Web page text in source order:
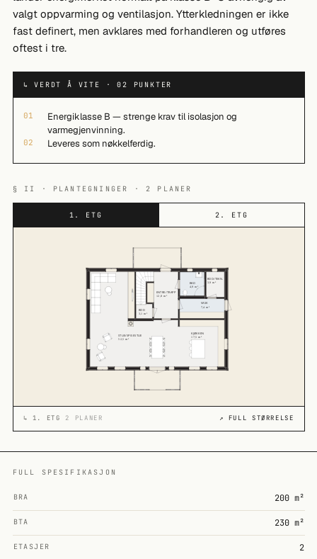
valgt oppvarming og ventilasjon. Ytterkledningen er ikke
fast definert, men avklares med forhandleren og utføres
oftest i tre.
↳ VERDT Å VITE · 02 PUNKTER
01
Energiklasse B — strenge krav til isolasjon og
varmegjenvinning.
02 Leveres som nøkkelferdig.
§ II · PLANTEGNINGER · 2 PLANER
1. ETG 2. ETG
↳ 1. ETG 2 PLANER ↗ FULL STØRRELSE
FULL SPESIFIKASJON
BRA 200 m²
BTA 230 m²
ETASJER 2